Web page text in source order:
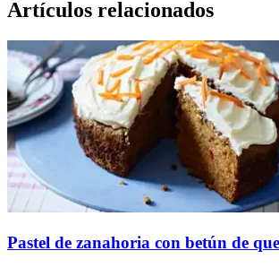
Artículos relacionados
Pastel de zanahoria con betún de